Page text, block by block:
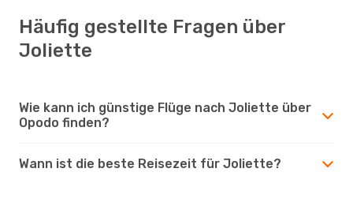
Häufig gestellte Fragen über
Joliette
Wie kann ich günstige Flüge nach Joliette über
Opodo finden?
Wann ist die beste Reisezeit für Joliette?